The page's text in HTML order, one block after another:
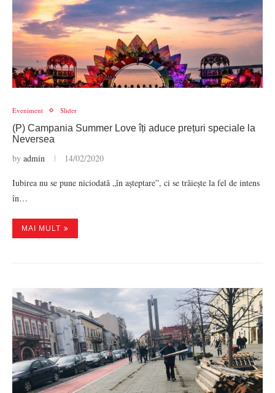
Eveniment Slider
(P) Campania Summer Love îți aduce prețuri speciale la
Neversea
by admin 14/02/2020
Iubirea nu se pune niciodată „în așteptare”, ci se trăiește la fel de intens
în…
MAI MULT